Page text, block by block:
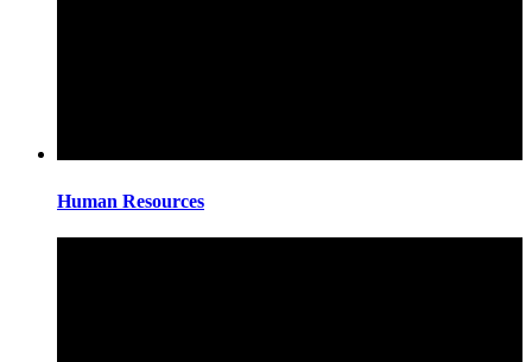
Human Resources